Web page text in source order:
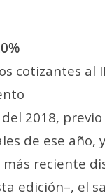
cotizantes al
2018,
de ese año,
más reciente
edición–, el